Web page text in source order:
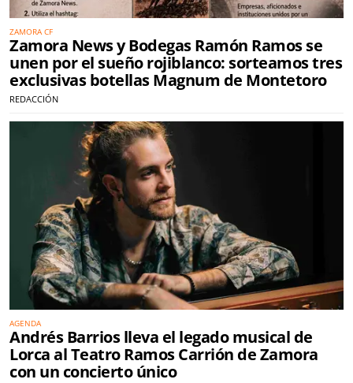
ZAMORA CF
Zamora News y Bodegas Ramón Ramos se
unen por el sueño rojiblanco: sorteamos tres
exclusivas botellas Magnum de Montetoro
REDACCIÓN
AGENDA
Andrés Barrios lleva el legado musical de
Lorca al Teatro Ramos Carrión de Zamora
con un concierto único